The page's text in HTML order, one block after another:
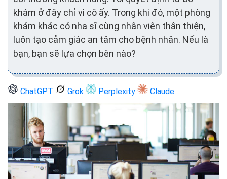
khám ở đây chỉ vì cô ấy. Trong khi đó, một phòng
khám khác có nha sĩ cùng nhân viên thân thiện,
luôn tạo cảm giác an tâm cho bệnh nhân. Nếu là
bạn, bạn sẽ lựa chọn bên nào?
ChatGPT Grok Perplexity Claude